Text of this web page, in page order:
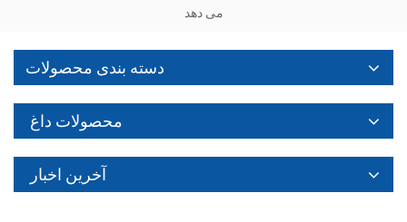
می دهد
دسته بندی محصولات
محصولات داغ
آخرین اخبار